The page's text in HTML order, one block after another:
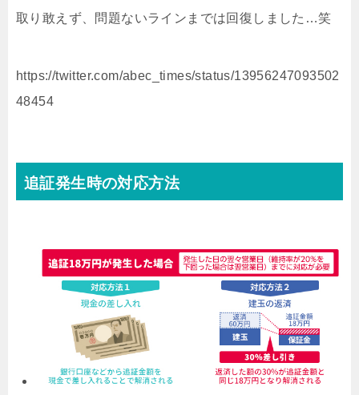
取り敢えず、問題ないラインまでは回復しました…笑
https://twitter.com/abec_times/status/13956247093502
48454
追証発生時の対応方法